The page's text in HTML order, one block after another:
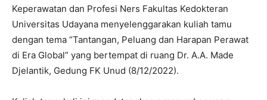
Keperawatan dan Profesi Ners Fakultas Kedokteran
Universitas Udayana menyelenggarakan kuliah tamu
dengan tema “Tantangan, Peluang dan Harapan Perawat
di Era Global” yang bertempat di ruang Dr. A.A. Made
Djelantik, Gedung FK Unud (8/12/2022).